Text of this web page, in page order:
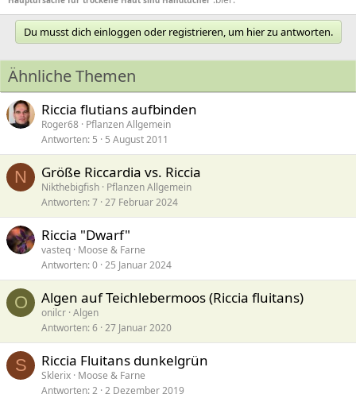
Du musst dich einloggen oder registrieren, um hier zu antworten.
Ähnliche Themen
Riccia flutians aufbinden
Roger68 Pflanzen Allgemein
Antworten 5 5 August 2011
N Größe Riccardia vs. Riccia
Nikthebigfish Pflanzen Allgemein
Antworten 7 27 Februar 2024
Riccia "Dwarf"
vasteq Moose & Farne
Antworten 0 25 Januar 2024
O Algen auf Teichlebermoos (Riccia fluitans)
onilcr Algen
Antworten 6 27 Januar 2020
S Riccia Fluitans dunkelgrün
Sklerix Moose & Farne
Antworten 2 2 Dezember 2019